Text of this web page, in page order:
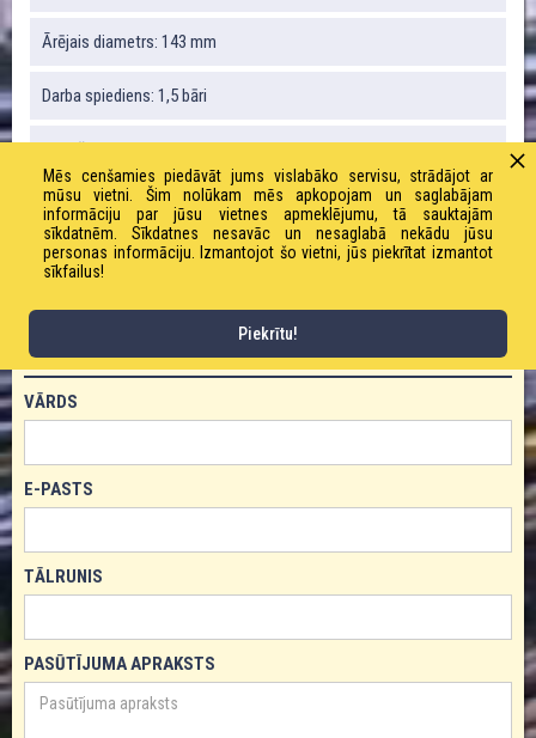
Ārējais diametrs: 143 mm
Darba spiediens: 1,5 bāri
Robežspiediens: 4,5 bāri
Liekuma rādiuss: 190 mm
Vakuums: 80 %
PASŪTĪT PRODUKTU!
VĀRDS
E-PASTS
TĀLRUNIS
PASŪTĪJUMA APRAKSTS
Mēs cenšamies piedāvāt jums vislabāko servisu, strādājot ar
mūsu vietni. Šim nolūkam mēs apkopojam un saglabājam
informāciju par jūsu vietnes apmeklējumu, tā sauktajām
sīkdatnēm. Sīkdatnes nesavāc un nesaglabā nekādu jūsu
personas informāciju. Izmantojot šo vietni, jūs piekrītat izmantot
sīkfailus!
Piekrītu!